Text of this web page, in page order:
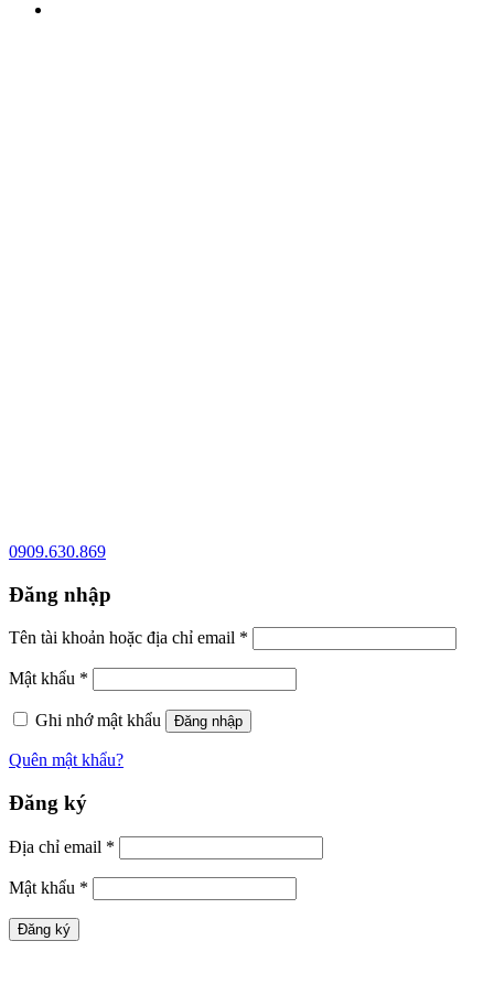
0909.630.869
Đăng nhập
Tên tài khoản hoặc địa chỉ email *
Mật khẩu *
Ghi nhớ mật khẩu Đăng nhập
Quên mật khẩu?
Đăng ký
Địa chỉ email *
Mật khẩu *
Đăng ký